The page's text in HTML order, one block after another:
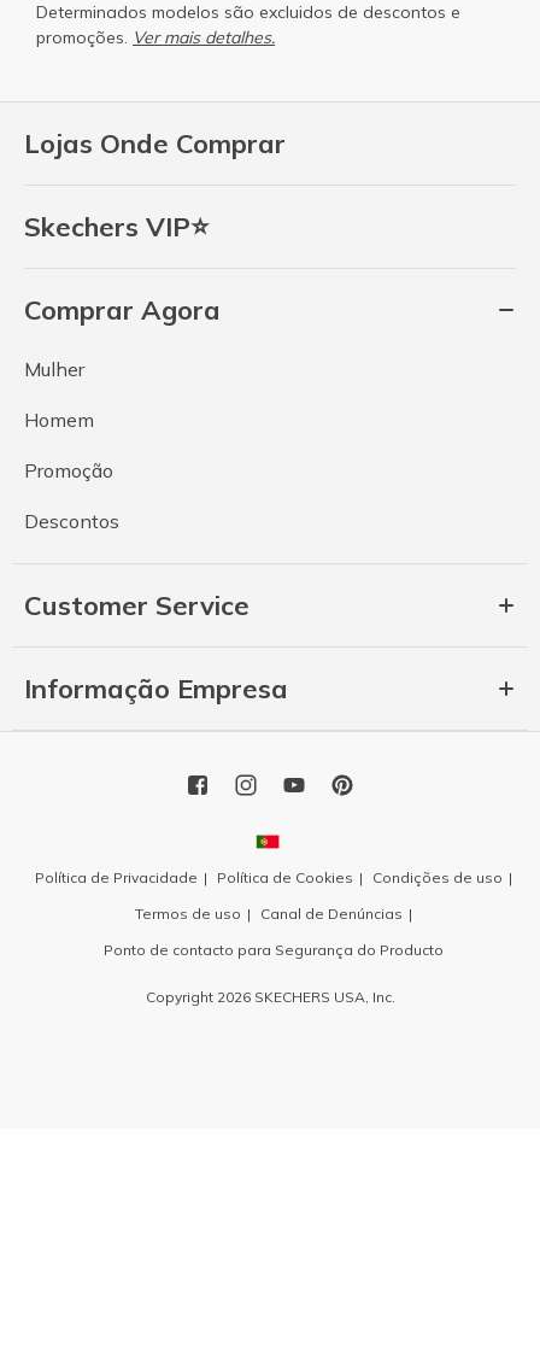
Lojas Onde Comprar
Skechers VIP⭐
Comprar Agora
Mulher
Homem
Promoção
Descontos
Customer Service
Informação Empresa
Determinados modelos são excluidos de descontos e
promoções. Ver mais detalhes.
Política de Privacidade Política de Cookies
Condições de uso
Termos de uso
Canal de Denúncias
Ponto de contacto para Segurança do Producto
Copyright 2026 SKECHERS USA, Inc.